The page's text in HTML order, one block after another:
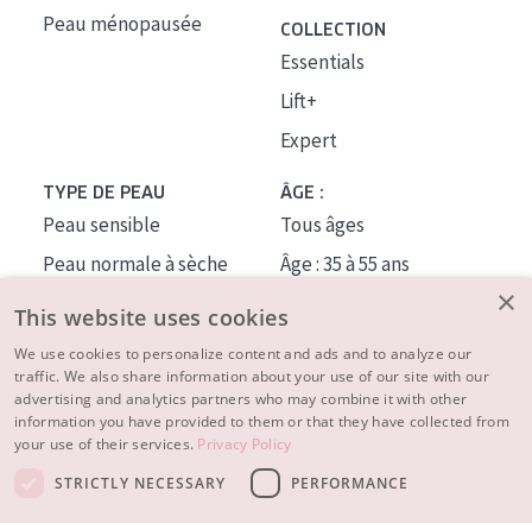
Peau ménopausée
COLLECTION
Essentials
Lift+
Expert
TYPE DE PEAU
Peau sensible
Peau normale à sèche
Peau mixte ou grasse
Peau mature
Peau ménopausée
ÂGE :
Tous âges
Âge : 35 à 55 ans
À PROPOS
CONSEILS BEAUTÉ
×
This website uses cookies
We use cookies to personalize content and ads and to analyze our
traffic. We also share information about your use of our site with our
advertising and analytics partners who may combine it with other
information you have provided to them or that they have collected from
your use of their services. Privacy Policy
STRICTLY NECESSARY
PERFORMANCE